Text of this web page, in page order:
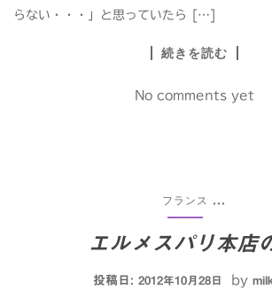
らない・・・」と思っていたら […]
続きを読む
No comments yet
フランス ...
エルメスパリ本店
投稿日: 2012年10月28日 by